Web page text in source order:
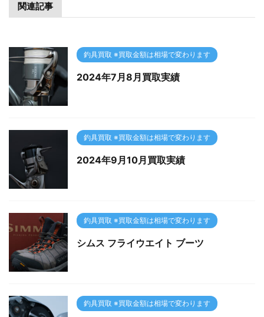
関連記事
釣具買取 ※買取金額は相場で変わります
2024年7月8月買取実績
釣具買取 ※買取金額は相場で変わります
2024年9月10月買取実績
釣具買取 ※買取金額は相場で変わります
シムス フライウエイト ブーツ
釣具買取 ※買取金額は相場で変わります